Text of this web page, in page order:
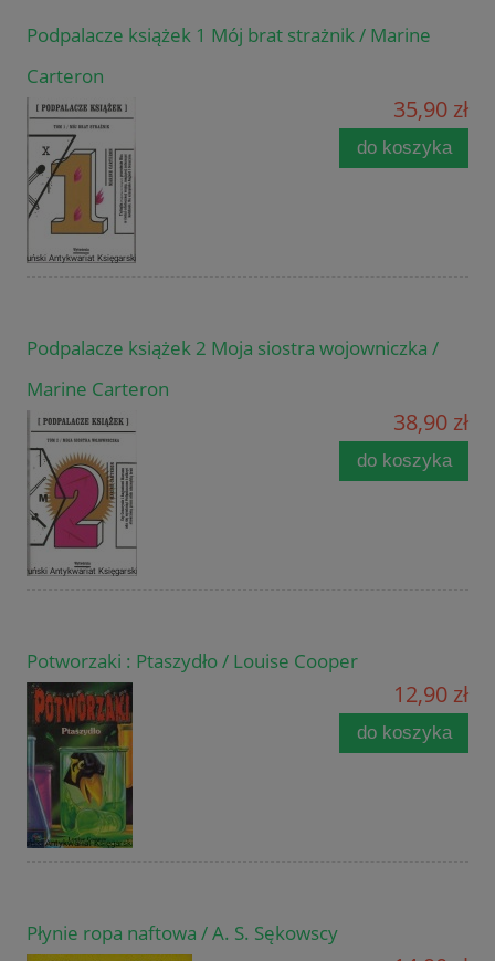
Podpalacze książek 1 Mój brat strażnik / Marine
Carteron
35,90 zł
do koszyka
Podpalacze książek 2 Moja siostra wojowniczka /
Marine Carteron
38,90 zł
do koszyka
Potworzaki : Ptaszydło / Louise Cooper
12,90 zł
do koszyka
Płynie ropa naftowa / A. S. Sękowscy